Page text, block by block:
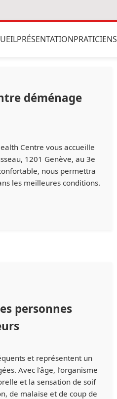
PRÉSENTATIONPRATICIENS
déménage
Centre vous accueille
1201 Genève, au 3e
nous permettra
les meilleures conditions.
personnes
et représentent un
Avec l’âge, l’organisme
et la sensation de soif
de malaise et de coup de